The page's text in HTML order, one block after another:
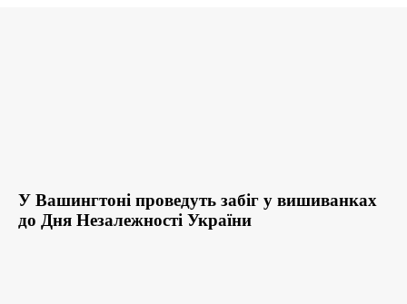
У Вашингтоні проведуть забіг у вишиванках
до Дня Незалежності України